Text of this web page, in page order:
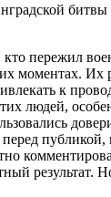
пережил
моментах. Их
к
людей,
результат.